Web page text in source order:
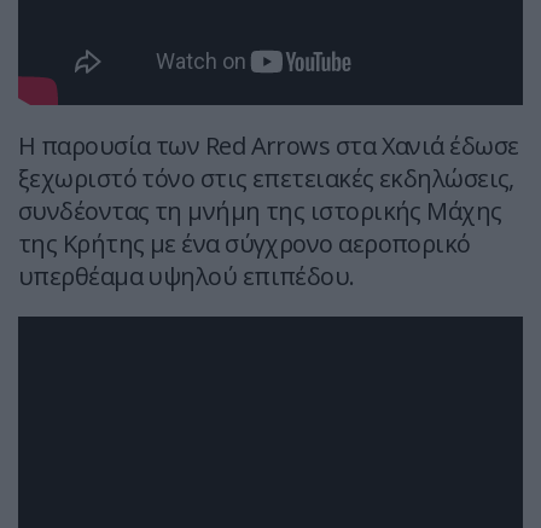
Η παρουσία των Red Arrows στα Χανιά έδωσε
ξεχωριστό τόνο στις επετειακές εκδηλώσεις,
συνδέοντας τη μνήμη της ιστορικής Μάχης
της Κρήτης με ένα σύγχρονο αεροπορικό
υπερθέαμα υψηλού επιπέδου.